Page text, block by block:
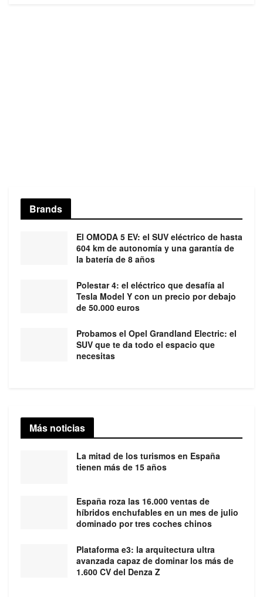
Brands
El OMODA 5 EV: el SUV eléctrico de hasta
604 km de autonomía y una garantía de
la batería de 8 años
Polestar 4: el eléctrico que desafía al
Tesla Model Y con un precio por debajo
de 50.000 euros
Probamos el Opel Grandland Electric: el
SUV que te da todo el espacio que
necesitas
Más noticias
La mitad de los turismos en España
tienen más de 15 años
España roza las 16.000 ventas de
híbridos enchufables en un mes de julio
dominado por tres coches chinos
Plataforma e3: la arquitectura ultra
avanzada capaz de dominar los más de
1.600 CV del Denza Z